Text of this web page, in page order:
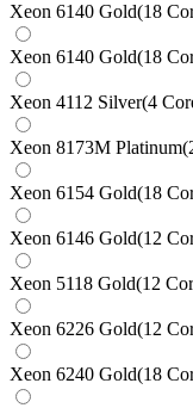
Xeon 6140 Gold(18
Xeon 6140 Gold(18
Xeon 4112 Silver(4
Xeon 8173M
Xeon 6154 Gold(18
Xeon 6146 Gold(12
Xeon 5118 Gold(12
Xeon 6226 Gold(12
Xeon 6240 Gold(18